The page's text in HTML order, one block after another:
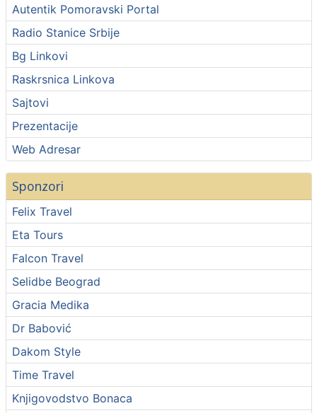
Autentik Pomoravski Portal
Radio Stanice Srbije
Bg Linkovi
Raskrsnica Linkova
Sajtovi
Prezentacije
Web Adresar
Sponzori
Felix Travel
Eta Tours
Falcon Travel
Selidbe Beograd
Gracia Medika
Dr Babović
Dakom Style
Time Travel
Knjigovodstvo Bonaca